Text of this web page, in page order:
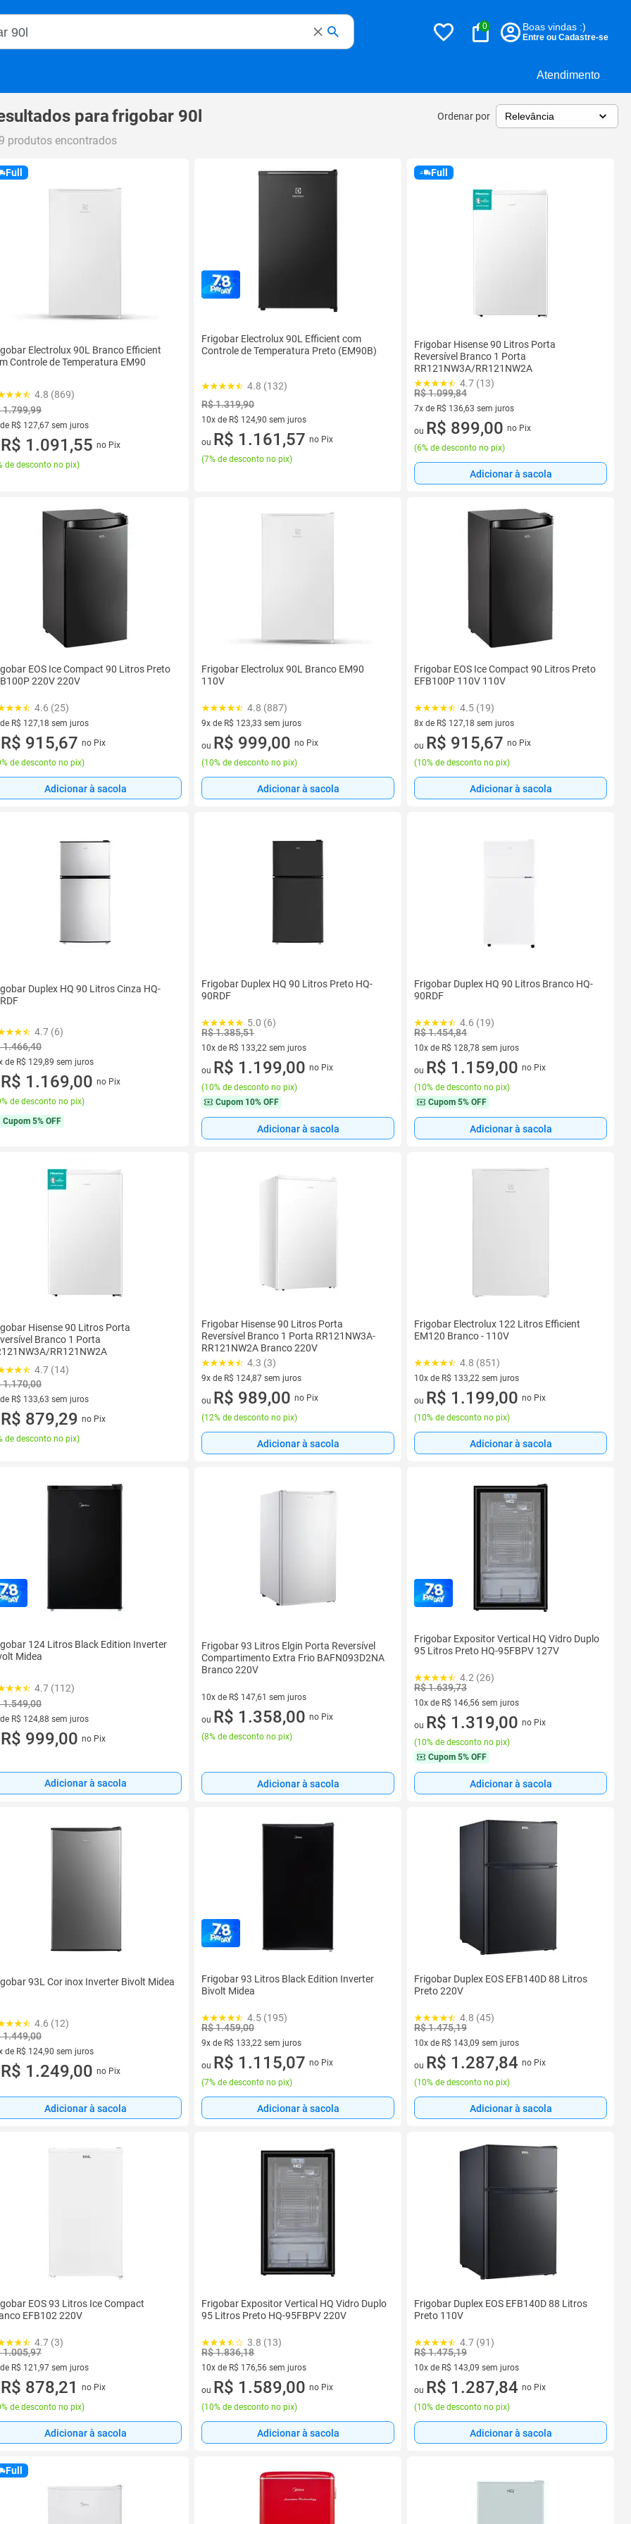
Atendimento
Magalu
0 Boas vindas :)
Entre ou Cadastre-se
parafrigobar 90l Ordenar por
produtos encontrados
Full
Electrolux 90L Branco Efficient
Controle de Temperatura EM90
4.8 (869)
1.799,99
R$ 127,67 sem juros
de R$ 127,67 sem juros
R$ 1.091,55 no Pix
de desconto no pix)
Frigobar Electrolux 90L Efficient com
Controle de Temperatura Preto (EM90B)
4.8 (132)
R$ 1.319,90
10x de R$ 124,90 sem juros
10 vez de R$ 124,90 sem juros
ou R$ 1.161,57 no Pix
(7% de desconto no pix)
Full
Frigobar Hisense 90 Litros Porta
Reversível Branco 1 Porta
RR121NW3A/RR121NW2A
4.7 (13)
R$ 1.099,84
7x de R$ 136,63 sem juros
7 vez de R$ 136,63 sem juros
ou R$ 899,00 no Pix
(6% de desconto no pix)
Adicionar à sacola
EOS Ice Compact 90 Litros Preto
220V 220V
4.6 (25)
R$ 127,18 sem juros
de R$ 127,18 sem juros
R$ 915,67 no Pix
de desconto no pix)
Adicionar à sacola
Frigobar Electrolux 90L Branco EM90
110V
4.8 (887)
9x de R$ 123,33 sem juros
9 vez de R$ 123,33 sem juros
ou R$ 999,00 no Pix
(10% de desconto no pix)
Adicionar à sacola
Frigobar EOS Ice Compact 90 Litros Preto
EFB100P 110V 110V
4.5 (19)
8x de R$ 127,18 sem juros
8 vez de R$ 127,18 sem juros
ou R$ 915,67 no Pix
(10% de desconto no pix)
Adicionar à sacola
Duplex HQ 90 Litros Cinza HQ-
4.7 (6)
1.466,40
de R$ 129,89 sem juros
vez de R$ 129,89 sem juros
R$ 1.169,00 no Pix
de desconto no pix)
Cupom 5% OFF
Frigobar Duplex HQ 90 Litros Preto HQ-
90RDF
5.0 (6)
R$ 1.385,51
10x de R$ 133,22 sem juros
10 vez de R$ 133,22 sem juros
ou R$ 1.199,00 no Pix
(10% de desconto no pix)
Cupom 10% OFF
Adicionar à sacola
Frigobar Duplex HQ 90 Litros Branco HQ-
90RDF
4.6 (19)
R$ 1.454,84
10x de R$ 128,78 sem juros
10 vez de R$ 128,78 sem juros
ou R$ 1.159,00 no Pix
(10% de desconto no pix)
Cupom 5% OFF
Adicionar à sacola
Hisense 90 Litros Porta
Branco 1 Porta
RR121NW2A
4.7 (14)
1.170,00
R$ 133,63 sem juros
de R$ 133,63 sem juros
R$ 879,29 no Pix
de desconto no pix)
Frigobar Hisense 90 Litros Porta
Reversível Branco 1 Porta RR121NW3A-
RR121NW2A Branco 220V
4.3 (3)
9x de R$ 124,87 sem juros
9 vez de R$ 124,87 sem juros
ou R$ 989,00 no Pix
(12% de desconto no pix)
Adicionar à sacola
Frigobar Electrolux 122 Litros Efficient
EM120 Branco - 110V
4.8 (851)
10x de R$ 133,22 sem juros
10 vez de R$ 133,22 sem juros
ou R$ 1.199,00 no Pix
(10% de desconto no pix)
Adicionar à sacola
124 Litros Black Edition Inverter
Midea
4.7 (112)
1.549,00
R$ 124,88 sem juros
de R$ 124,88 sem juros
R$ 999,00 no Pix
Adicionar à sacola
Frigobar 93 Litros Elgin Porta Reversível
Compartimento Extra Frio BAFN093D2NA
Branco 220V
10x de R$ 147,61 sem juros
10 vez de R$ 147,61 sem juros
ou R$ 1.358,00 no Pix
(8% de desconto no pix)
Adicionar à sacola
Frigobar Expositor Vertical HQ Vidro Duplo
95 Litros Preto HQ-95FBPV 127V
4.2 (26)
R$ 1.639,73
10x de R$ 146,56 sem juros
10 vez de R$ 146,56 sem juros
ou R$ 1.319,00 no Pix
(10% de desconto no pix)
Cupom 5% OFF
Adicionar à sacola
93L Cor inox Inverter Bivolt Midea
4.6 (12)
1.449,00
de R$ 124,90 sem juros
vez de R$ 124,90 sem juros
R$ 1.249,00 no Pix
Adicionar à sacola
Frigobar 93 Litros Black Edition Inverter
Bivolt Midea
4.5 (195)
R$ 1.459,00
9x de R$ 133,22 sem juros
9 vez de R$ 133,22 sem juros
ou R$ 1.115,07 no Pix
(7% de desconto no pix)
Adicionar à sacola
Frigobar Duplex EOS EFB140D 88 Litros
Preto 220V
4.8 (45)
R$ 1.475,19
10x de R$ 143,09 sem juros
10 vez de R$ 143,09 sem juros
ou R$ 1.287,84 no Pix
(10% de desconto no pix)
Adicionar à sacola
EOS 93 Litros Ice Compact
EFB102 220V
4.7 (3)
1.005,97
R$ 121,97 sem juros
de R$ 121,97 sem juros
R$ 878,21
no Pix
de desconto no pix)
Adicionar à sacola
Frigobar Expositor Vertical HQ Vidro Duplo
95 Litros Preto HQ-95FBPV 220V
3.8 (13)
R$ 1.836,18
10x de R$ 176,56 sem juros
10 vez de R$ 176,56 sem juros
ou R$ 1.589,00 no Pix
(10% de desconto no pix)
Adicionar à sacola
Frigobar Duplex EOS EFB140D 88 Litros
Preto 110V
4.7 (91)
R$ 1.475,19
10x de R$ 143,09 sem juros
10 vez de R$ 143,09 sem juros
ou R$ 1.287,84 no Pix
(10% de desconto no pix)
Adicionar à sacola
Full